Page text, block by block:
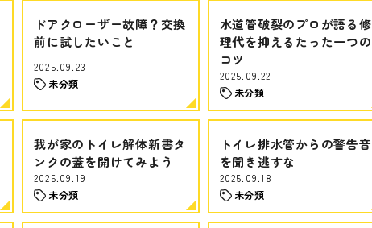
ドアクローザー故障？交換
前に試したいこと
2025.09.23
未分類
水道管破裂のプロが語る修
理代を抑えるたった一つの
コツ
2025.09.22
未分類
我が家のトイレ解体新書タ
ンクの蓋を開けてみよう
2025.09.19
未分類
トイレ排水管からの警告音
を聞き逃すな
2025.09.18
未分類